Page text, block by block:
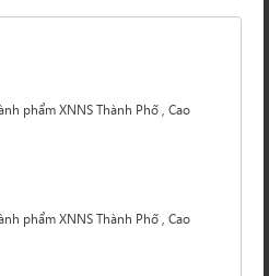
phẩm XNNS Thành Phố , Cao
phẩm XNNS Thành Phố , Cao